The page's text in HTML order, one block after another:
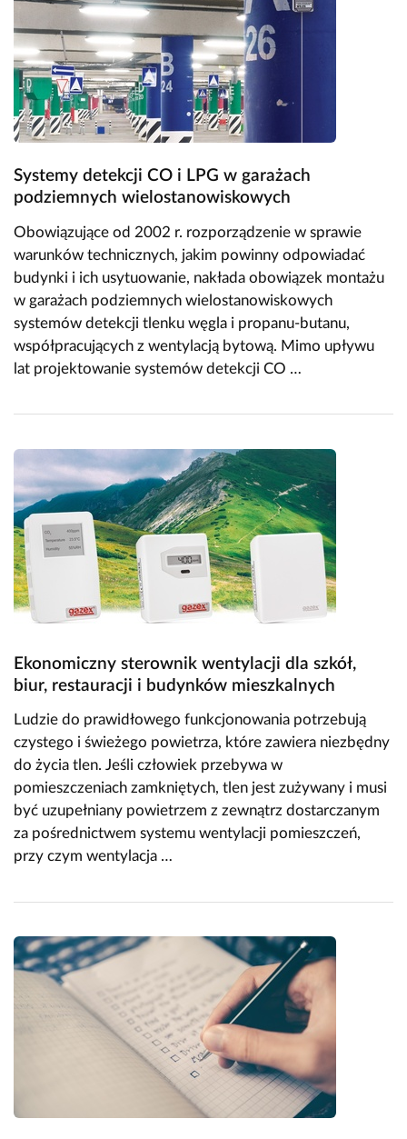
Systemy detekcji CO i LPG w garażach
podziemnych wielostanowiskowych
Obowiązujące od 2002 r. rozporządzenie w sprawie
warunków technicznych, jakim powinny odpowiadać
budynki i ich usytuowanie, nakłada obowiązek montażu
w garażach podziemnych wielostanowiskowych
systemów detekcji tlenku węgla i propanu-butanu,
współpracujących z wentylacją bytową. Mimo upływu
lat projektowanie systemów detekcji CO …
Ekonomiczny sterownik wentylacji dla szkół,
biur, restauracji i budynków mieszkalnych
Ludzie do prawidłowego funkcjonowania potrzebują
czystego i świeżego powietrza, które zawiera niezbędny
do życia tlen. Jeśli człowiek przebywa w
pomieszczeniach zamkniętych, tlen jest zużywany i musi
być uzupełniany powietrzem z zewnątrz dostarczanym
za pośrednictwem systemu wentylacji pomieszczeń,
przy czym wentylacja …